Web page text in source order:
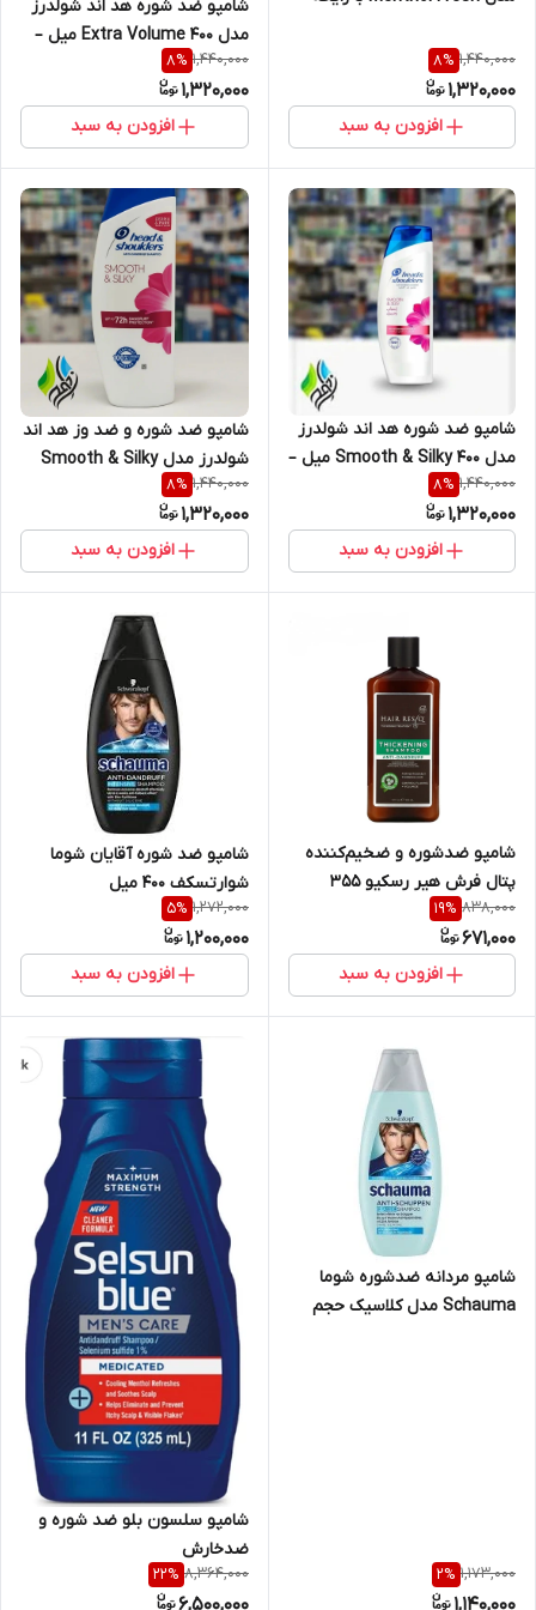
1,440,000
8%
1,320,000
افزودن به سبد
شامپو ضد شوره هد اند شولدرز
مدل Extra Volume 400 میل –
حجم‌دهنده و تقویت‌کننده مو
1,440,000
8%
1,320,000
افزودن به سبد
شامپو ضد شوره هد اند شولدرز
مدل Smooth & Silky 400 میل –
نسخه عربی همراه نرم‌کننده
1,440,000
8%
1,320,000
افزودن به سبد
شامپو ضد شوره و ضد وز هد اند
شولدرز مدل Smooth & Silky
400 میل – محصول اصل فرانسه
1,440,000
8%
1,320,000
افزودن به سبد
شامپو ضدشوره و ضخیم‌کننده
پتال فرش هیر رسکیو 355
میلی‌لیتر
838,000
19%
671,000
افزودن به سبد
شامپو ضد شوره آقایان شوما
شوارتسکف 400 میل
1,272,000
5%
1,200,000
افزودن به سبد
شامپو مردانه ضدشوره شوما
Schauma مدل کلاسیک حجم
1,173,000
2%
1,140,000
شامپو سلسون بلو ضد شوره و
ضدخارش
8,364,000
22%
6,500,000